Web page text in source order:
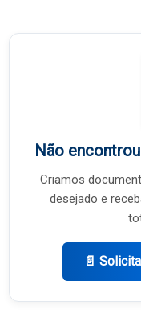
Não
Criamos
desejado e
📄